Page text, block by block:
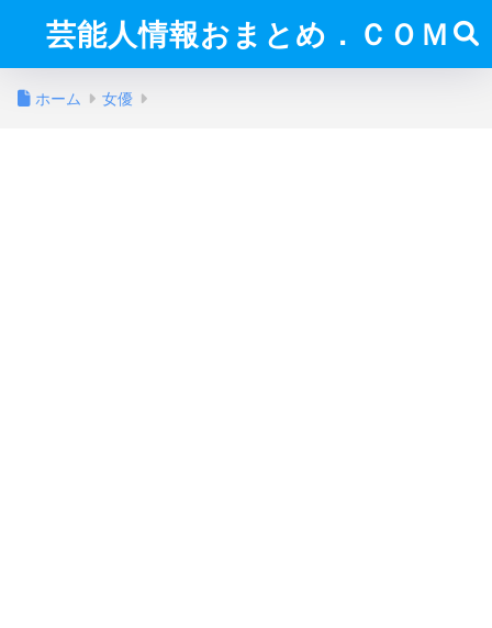
芸能人情報おまとめ．ＣＯＭ
ホーム 女優